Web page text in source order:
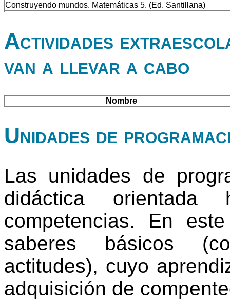
Construyendo mundos. Matemáticas 5. (Ed. Santillana)
Actividades
van a llevar a cabo
Nombre
Unidades de
Las unidades de
didáctica
competencias. En
saberes básicos
actitudes), cuyo
adquisición de